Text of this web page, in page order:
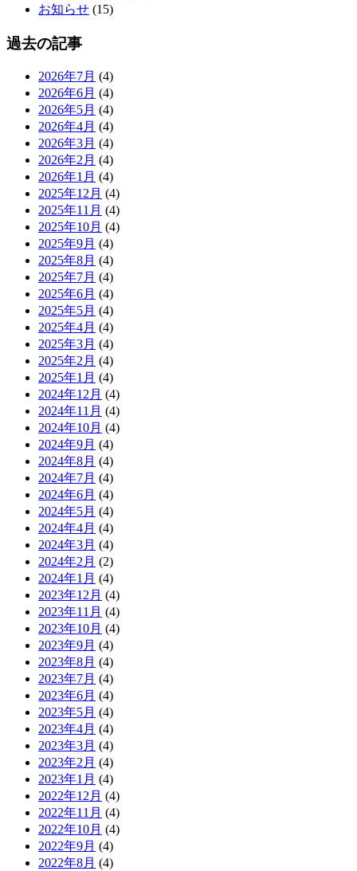
お知らせ (15)
過去の記事
2026年7月 (4)
2026年6月 (4)
2026年5月 (4)
2026年4月 (4)
2026年3月 (4)
2026年2月 (4)
2026年1月 (4)
2025年12月 (4)
2025年11月 (4)
2025年10月 (4)
2025年9月 (4)
2025年8月 (4)
2025年7月 (4)
2025年6月 (4)
2025年5月 (4)
2025年4月 (4)
2025年3月 (4)
2025年2月 (4)
2025年1月 (4)
2024年12月 (4)
2024年11月 (4)
2024年10月 (4)
2024年9月 (4)
2024年8月 (4)
2024年7月 (4)
2024年6月 (4)
2024年5月 (4)
2024年4月 (4)
2024年3月 (4)
2024年2月 (2)
2024年1月 (4)
2023年12月 (4)
2023年11月 (4)
2023年10月 (4)
2023年9月 (4)
2023年8月 (4)
2023年7月 (4)
2023年6月 (4)
2023年5月 (4)
2023年4月 (4)
2023年3月 (4)
2023年2月 (4)
2023年1月 (4)
2022年12月 (4)
2022年11月 (4)
2022年10月 (4)
2022年9月 (4)
2022年8月 (4)